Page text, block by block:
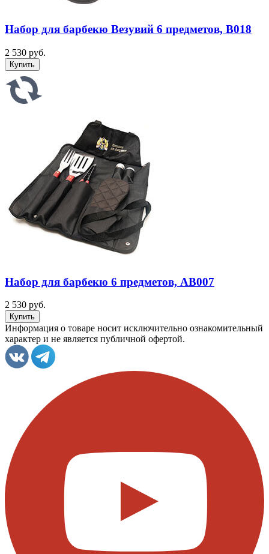
Набор для барбекю Везувий 6 предметов, B018
2 530 руб.
Набор для барбекю 6 предметов, AB007
2 530 руб.
Информация о товаре носит исключительно ознакомительный
характер и не является публичной офертой.